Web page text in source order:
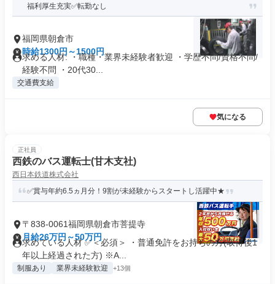
福利厚生充実✅転勤なし
福岡県朝倉市
時給1300円～1500円
求める人材: ・職種・業界未経験者歓迎 ・学歴不問/資格不問/
経験不問 ・20代30...
交通費支給
気になる
正社員
西鉄のバス運転士(甘木支社)
西日本鉄道株式会社
✅賞与年約6.5ヵ月分！9割が未経験からスタートし活躍中★
〒838-0061福岡県朝倉市菩提寺
月給26万円～50万円
求めている人材 ✅＜必須＞ ・普通免許をお持ちの方(取得後1
年以上経過された方) ※A...
制服あり 業界未経験歓迎 +13個